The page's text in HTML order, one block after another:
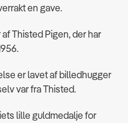
en gave.
Thisted Pigen, der har
er lavet af billedhugger
var fra Thisted.
lille guldmedalje for